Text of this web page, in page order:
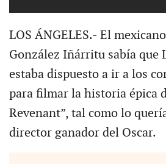
LOS ÁNGELES.- El
González Iñárritu sabía que
estaba dispuesto a ir a los
para filmar la historia épica
Revenant”, tal como lo
director ganador del Oscar.